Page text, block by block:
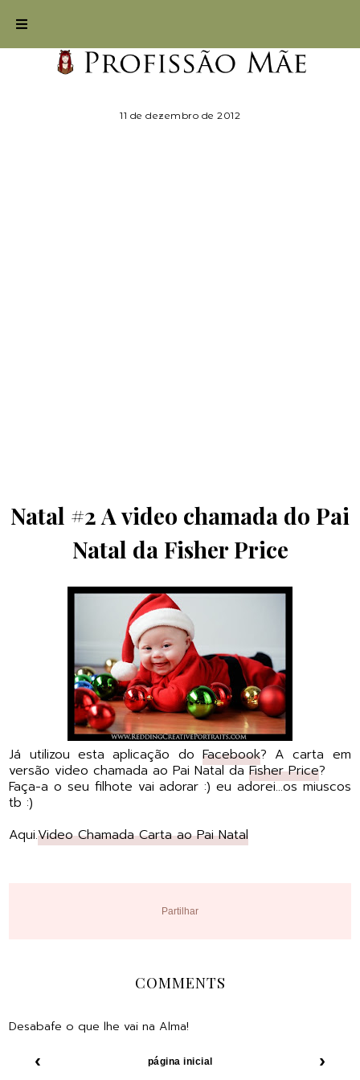
11 de dezembro de 2012
Natal #2 A video chamada do Pai
Natal da Fisher Price
Já utilizou esta aplicação do Facebook? A carta em
versão video chamada ao Pai Natal daFisher Price?
Faça-a o seu filhote vai adorar :) eu adorei...os miuscos
tb :)
Aqui.Video Chamada Carta ao Pai Natal
Partilhar
COMMENTS
Desabafe o que lhe vai na Alma!
‹ ›
página inicial